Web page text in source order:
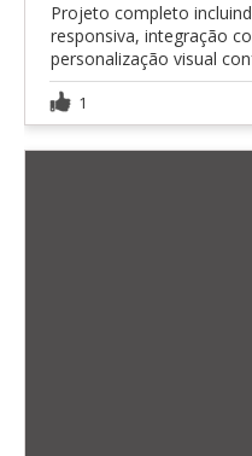
Projeto completo
responsiva, integração
personalização visual
1